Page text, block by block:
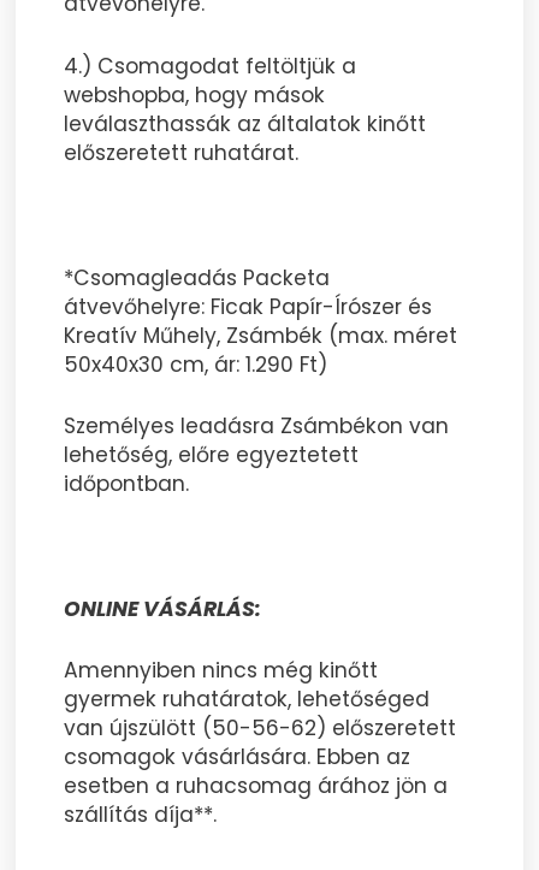
4.) Csomagodat feltöltjük a
webshopba, hogy mások
leválaszthassák az általatok kinőtt
előszeretett ruhatárat.
*Csomagleadás Packeta
átvevőhelyre: Ficak Papír-Írószer és
Kreatív Műhely, Zsámbék (max. méret
50x40x30 cm, ár: 1.290 Ft)
Személyes leadásra Zsámbékon van
lehetőség, előre egyeztetett
időpontban.
ONLINE VÁSÁRLÁS:
Amennyiben nincs még kinőtt
gyermek ruhatáratok, lehetőséged
van újszülött (50-56-62) előszeretett
csomagok vásárlására. Ebben az
esetben a ruhacsomag árához jön a
szállítás díja**.